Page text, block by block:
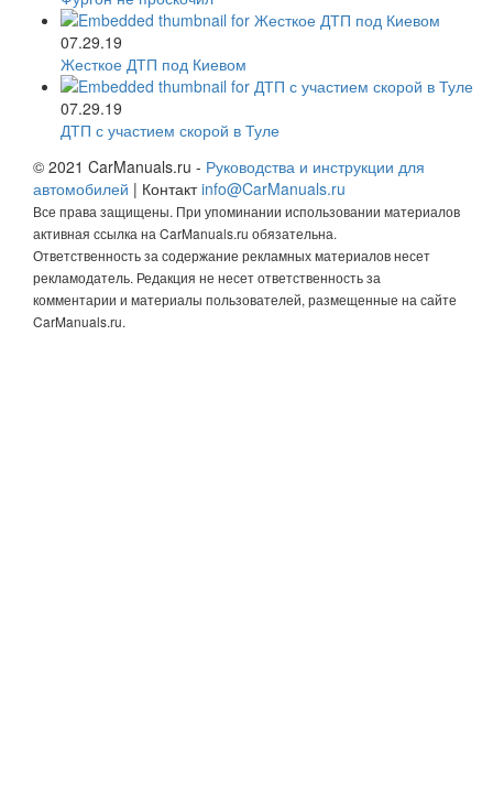
07.29.19
Жесткое ДТП под Киевом
07.29.19
ДТП с участием скорой в Туле
© 2021 CarManuals.ru - Руководства и инструкции для
автомобилей | Контактinfo@CarManuals.ru
Все права защищены. При упоминании использовании материалов
активная ссылка на CarManuals.ru обязательна.
Ответственность за содержание рекламных материалов несет
рекламодатель. Редакция не несет ответственность за
комментарии и материалы пользователей, размещенные на сайте
CarManuals.ru.